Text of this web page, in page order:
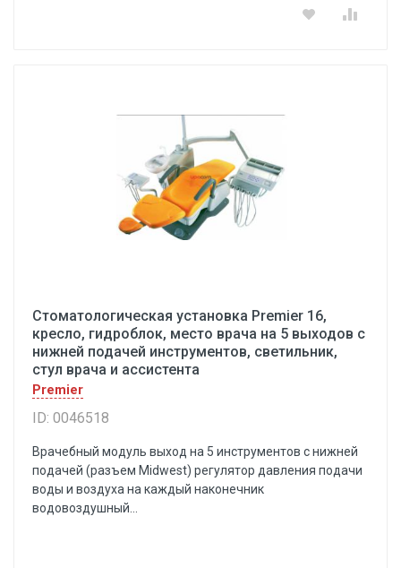
Стоматологическая установка Premier 16,
кресло, гидроблок, место врача на 5 выходов с
нижней подачей инструментов, светильник,
стул врача и ассистента
Premier
ID: 0046518
Врачебный модуль выход на 5 инструментов с нижней
подачей (разъем Midwest) регулятор давления подачи
воды и воздуха на каждый наконечник
водовоздушный...